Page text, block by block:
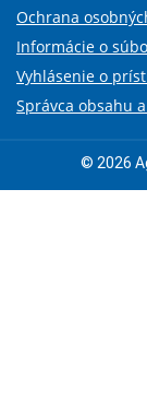
Ochrana
Informácie o
Vyhlásenie o
Správca obsahu
© 2026